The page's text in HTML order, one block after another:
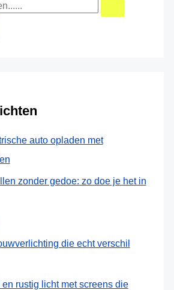
auto opladen met
zonder gedoe: zo doe je het in
die echt verschil
rustig licht met screens die